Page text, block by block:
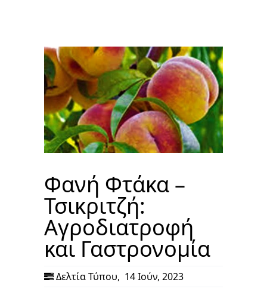
Φανή Φτάκα –
Τσικριτζή:
Αγροδιατροφή
και Γαστρονομία
Δελτία Τύπου, 14 Ιούν, 2023